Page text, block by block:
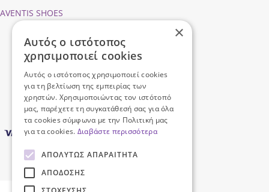
AVENTIS SHOES
Ασφάλεια Συναλλαγών
Προσωπικά Δεδομένα
Όροι Χρήσης
×
Αυτός ο ιστότοπος
χρησιμοποιεί cookies
Αυτός ο ιστότοπος χρησιμοποιεί cookies
για τη βελτίωση της εμπειρίας των
χρηστών. Χρησιμοποιώντας τον ιστότοπό
μας, παρέχετε τη συγκατάθεσή σας για όλα
τα cookies σύμφωνα με την Πολιτική μας
για τα cookies. Διαβάστε περισσότερα
ΑΠΟΛΎΤΩΣ ΑΠΑΡΑΊΤΗΤΑ
ΑΠΌΔΟΣΗΣ